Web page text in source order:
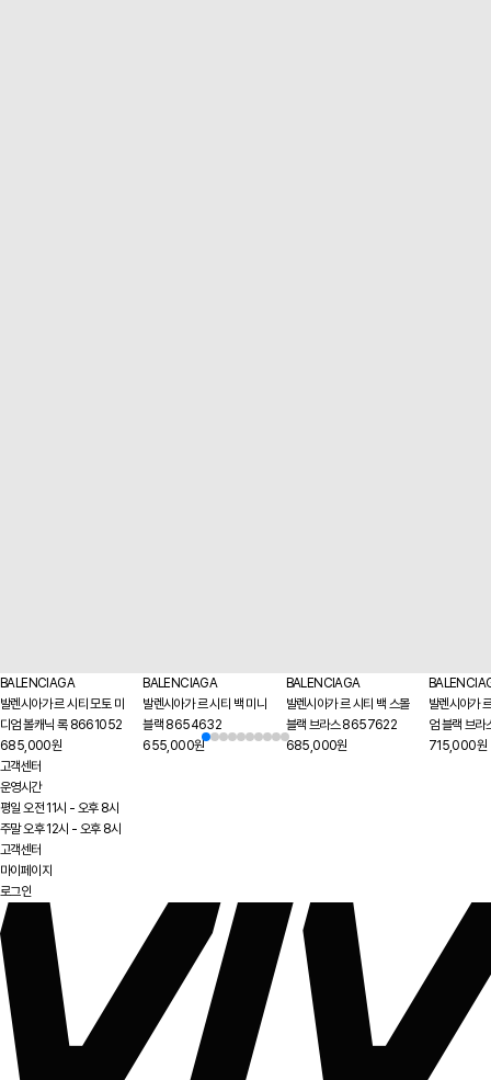
BALENCIAGA
발렌시아가 르 시티 모토 미
디엄 볼캐닉 록 8661052
685,000원
BALENCIAGA
발렌시아가 르 시티 백 미니
블랙 8654632
655,000원
BALENCIAGA
발렌시아가 르 시티 백 스몰
블랙 브라스 8657622
685,000원
발렌시아가
엄 블랙 브
715,000원
고객센터
운영시간
평일 오전 11시 - 오후 8시
주말 오후 12시 - 오후 8시
고객센터
마이페이지
로그인